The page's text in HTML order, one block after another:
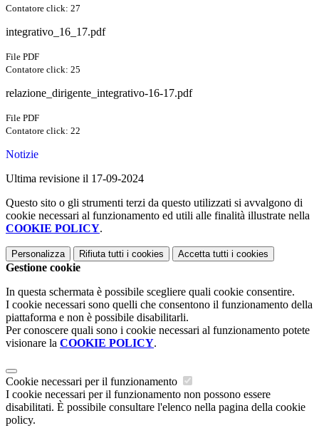
Contatore click: 27
integrativo_16_17.pdf
File PDF
Contatore click: 25
relazione_dirigente_integrativo-16-17.pdf
File PDF
Contatore click: 22
Notizie
Ultima revisione il 17-09-2024
Questo sito o gli strumenti terzi da questo utilizzati si avvalgono di
cookie necessari al funzionamento ed utili alle finalità illustrate nella
COOKIE POLICY.
Personalizza Rifiuta tutti i cookies Accetta tutti i cookies
Gestione cookie
In questa schermata è possibile scegliere quali cookie consentire.
I cookie necessari sono quelli che consentono il funzionamento della
piattaforma e non è possibile disabilitarli.
Per conoscere quali sono i cookie necessari al funzionamento potete
visionare la COOKIE POLICY.
Cookie necessari per il funzionamento
I cookie necessari per il funzionamento non possono essere
disabilitati. È possibile consultare l'elenco nella pagina della cookie
policy.